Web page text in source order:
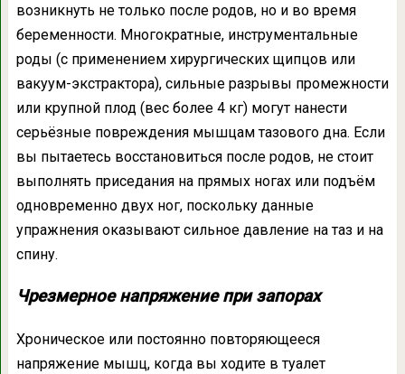
возникнуть не только после родов, но и во время
беременности. Многократные, инструментальные
роды (с применением хирургических щипцов или
вакуум-экстрактора), сильные разрывы промежности
или крупной плод (вес более 4 кг) могут нанести
серьёзные повреждения мышцам тазового дна. Если
вы пытаетесь восстановиться после родов, не стоит
выполнять приседания на прямых ногах или подъём
одновременно двух ног, поскольку данные
упражнения оказывают сильное давление на таз и на
спину.
Чрезмерное напряжение при запорах
Хроническое или постоянно повторяющееся
напряжение мышц, когда вы ходите в туалет